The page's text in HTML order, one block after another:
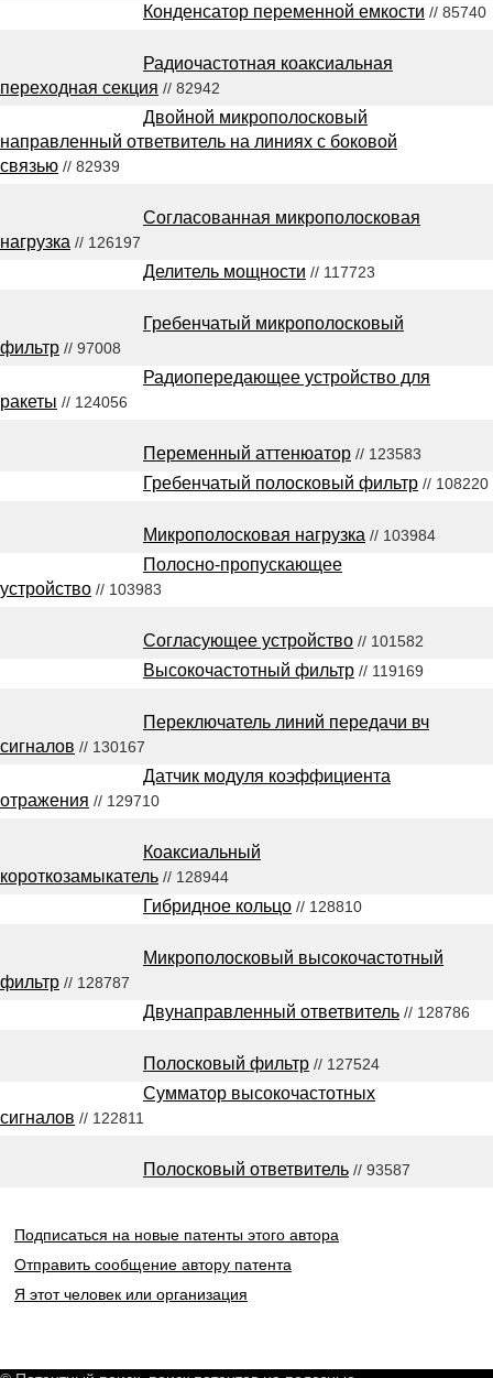
Конденсатор переменной емкости // 85740
Радиочастотная коаксиальная
переходная секция // 82942
Двойной микрополосковый
направленный ответвитель на линиях с боковой
связью // 82939
Согласованная микрополосковая
нагрузка // 126197
Делитель мощности // 117723
Гребенчатый микрополосковый
фильтр // 97008
Радиопередающее устройство для
ракеты // 124056
Переменный аттенюатор // 123583
Гребенчатый полосковый фильтр // 108220
Микрополосковая нагрузка // 103984
Полосно-пропускающее
устройство // 103983
Согласующее устройство // 101582
Высокочастотный фильтр // 119169
Переключатель линий передачи вч
сигналов // 130167
Датчик модуля коэффициента
отражения // 129710
Коаксиальный
короткозамыкатель // 128944
Гибридное кольцо // 128810
Микрополосковый высокочастотный
фильтр // 128787
Двунаправленный ответвитель // 128786
Полосковый фильтр // 127524
Сумматор высокочастотных
сигналов // 122811
Полосковый ответвитель // 93587
Подписаться на новые патенты этого автора
Отправить сообщение автору патента
Я этот человек или организация